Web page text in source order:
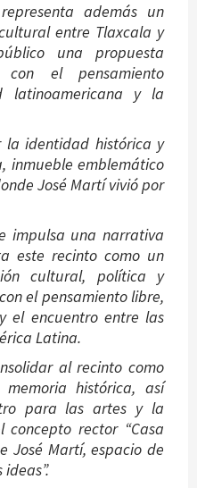
además un
entre Tlaxcala y
una propuesta
el pensamiento
latinoamericana y la
la identidad histórica y
inmueble emblemático
José Martí vivió por
impulsa una narrativa
este recinto como un
cultural, política y
el pensamiento libre,
el encuentro entre las
Latina.
al recinto como
histórica, así
para las artes y la
rector “Casa
José Martí, espacio de